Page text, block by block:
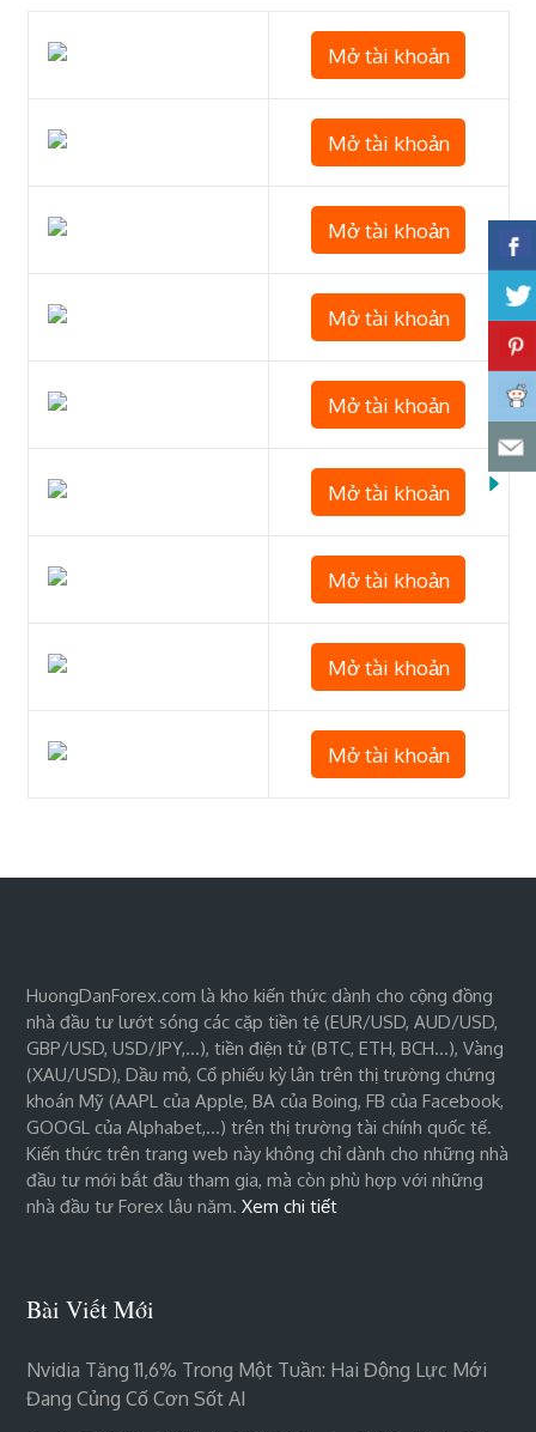
Mở tài khoản
Mở tài khoản
Mở tài khoản
Mở tài khoản
Mở tài khoản
Mở tài khoản
Mở tài khoản
Mở tài khoản
Mở tài khoản
HuongDanForex.com là kho kiến thức dành cho cộng đồng
nhà đầu tư lướt sóng các cặp tiền tệ (EUR/USD, AUD/USD,
GBP/USD, USD/JPY,…), tiền điện tử (BTC, ETH, BCH…), Vàng
(XAU/USD), Dầu mỏ, Cổ phiếu kỳ lân trên thị trường chứng
khoán Mỹ (AAPL của Apple, BA của Boing, FB của Facebook,
GOOGL của Alphabet,…) trên thị trường tài chính quốc tế.
Kiến thức trên trang web này không chỉ dành cho những nhà
đầu tư mới bắt đầu tham gia, mà còn phù hợp với những
nhà đầu tư Forex lâu năm.Xem chi tiết
Bài Viết Mới
Nvidia Tăng 11,6% Trong Một Tuần: Hai Động Lực Mới
Đang Củng Cố Cơn Sốt AI